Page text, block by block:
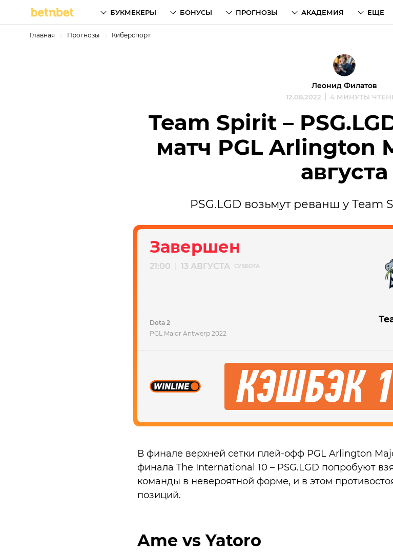
БУКМЕКЕРЫ БОНУСЫ ПРОГНОЗЫ АКАДЕМИЯ ЕЩЕ
Главная Прогнозы Киберспорт
Леонид Филатов
12.08.2022 4 МИНУТЫ
Team Spirit –
матч PGL Arlington
августа
PSG.LGD возьмут реванш у Team
Завершен
21:00 13 АВГУСТА СУББОТА
Dota 2
PGL Major Antwerp 2022
В финале верхней сетки плей-офф PGL Arlington
финала The International 10 – PSG.LGD попробуют
команды в невероятной форме, и в этом
позиций.
Ame vs Yatoro